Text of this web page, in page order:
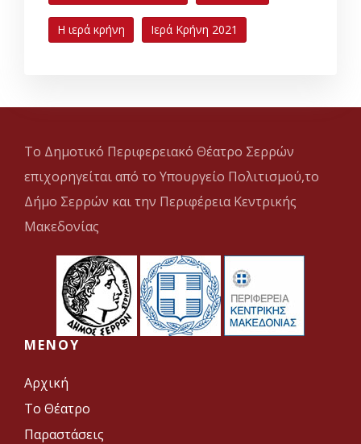
Η ιερά κρήνη Ιερά Κρήνη 2021
Το Δημοτικό Περιφερειακό Θέατρο Σερρών
επιχορηγείται από το Υπουργείο Πολιτισμού,το
Δήμο Σερρών και την Περιφέρεια Κεντρικής
Μακεδονίας
MENOY
Αρχική
Το Θέατρο
Παραστάσεις